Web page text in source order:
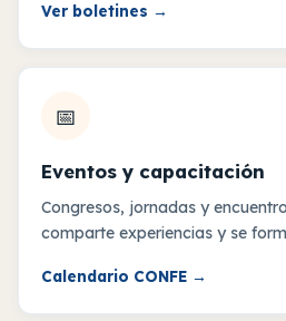
Ver boletines →
📅
Eventos y capacitación
Congresos, jornadas y
comparte experiencias y se
Calendario CONFE →